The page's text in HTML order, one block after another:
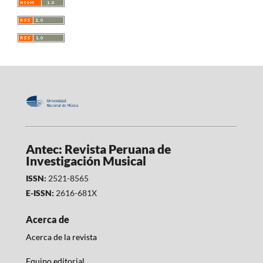
Antec: Revista Peruana de
Investigación Musical
ISSN: 2521-8565
E-ISSN: 2616-681X
Acerca de
Acerca de la revista
Equipo editorial